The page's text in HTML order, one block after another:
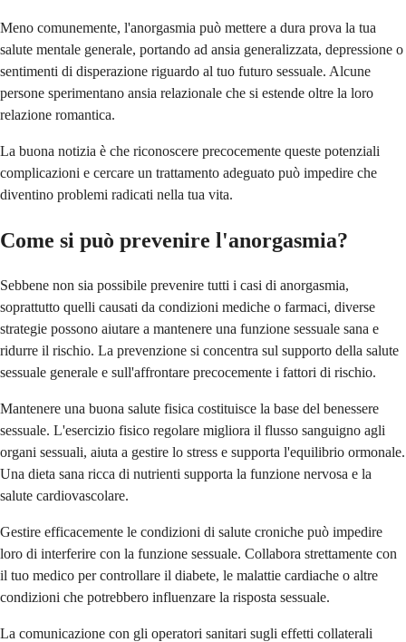
Meno comunemente, l'anorgasmia può mettere a dura prova la tua
salute mentale generale, portando ad ansia generalizzata, depressione o
sentimenti di disperazione riguardo al tuo futuro sessuale. Alcune
persone sperimentano ansia relazionale che si estende oltre la loro
relazione romantica.
La buona notizia è che riconoscere precocemente queste potenziali
complicazioni e cercare un trattamento adeguato può impedire che
diventino problemi radicati nella tua vita.
Come si può prevenire l'anorgasmia?
Sebbene non sia possibile prevenire tutti i casi di anorgasmia,
soprattutto quelli causati da condizioni mediche o farmaci, diverse
strategie possono aiutare a mantenere una funzione sessuale sana e
ridurre il rischio. La prevenzione si concentra sul supporto della salute
sessuale generale e sull'affrontare precocemente i fattori di rischio.
Mantenere una buona salute fisica costituisce la base del benessere
sessuale. L'esercizio fisico regolare migliora il flusso sanguigno agli
organi sessuali, aiuta a gestire lo stress e supporta l'equilibrio ormonale.
Una dieta sana ricca di nutrienti supporta la funzione nervosa e la
salute cardiovascolare.
Gestire efficacemente le condizioni di salute croniche può impedire
loro di interferire con la funzione sessuale. Collabora strettamente con
il tuo medico per controllare il diabete, le malattie cardiache o altre
condizioni che potrebbero influenzare la risposta sessuale.
La comunicazione con gli operatori sanitari sugli effetti collaterali